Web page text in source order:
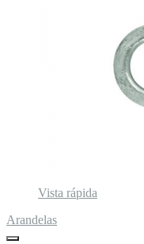
Vista rápida
Arandelas